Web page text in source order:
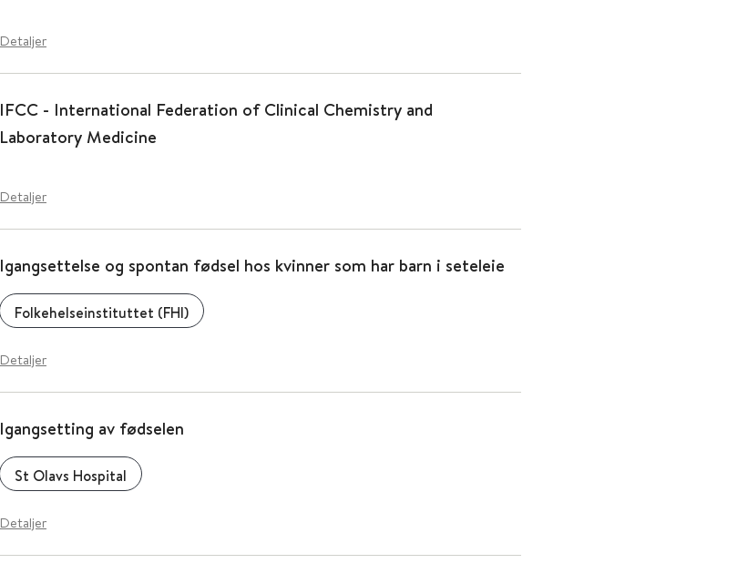
Detaljer
IFCC - International Federation of Clinical Chemistry and
Laboratory Medicine
Detaljer
Igangsettelse og spontan fødsel hos kvinner som har barn i seteleie
Folkehelseinstituttet (FHI)
Detaljer
Igangsetting av fødselen
St Olavs Hospital
Detaljer